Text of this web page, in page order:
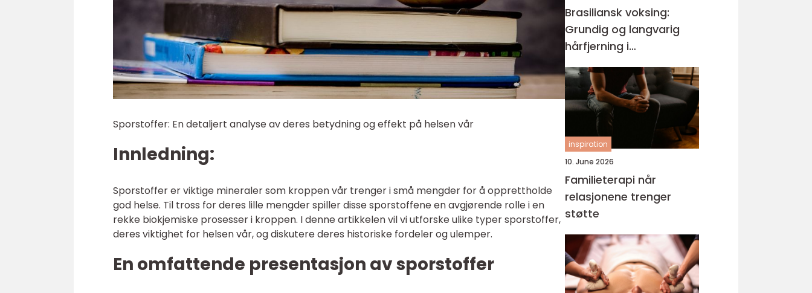
Sporstoffer: En detaljert analyse av deres betydning og effekt på helsen vår
Innledning:
Sporstoffer er viktige mineraler som kroppen vår trenger i små mengder for å opprettholde
god helse. Til tross for deres lille mengder spiller disse sporstoffene en avgjørende rolle i en
rekke biokjemiske prosesser i kroppen. I denne artikkelen vil vi utforske ulike typer sporstoffer,
deres viktighet for helsen vår, og diskutere deres historiske fordeler og ulemper.
En omfattende presentasjon av sporstoffer
Brasiliansk voksing:
Grundig og langvarig
hårfjerning i
intimområdet
inspiration
10. June 2026
Familieterapi når
relasjonene trenger
støtte